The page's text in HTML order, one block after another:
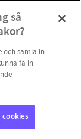
slant till
så
och samla in
få in